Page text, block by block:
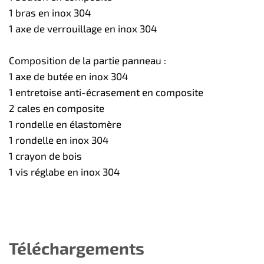
1 bras en inox 304
1 axe de verrouillage en inox 304
Composition de la partie panneau :
1 axe de butée en inox 304
1 entretoise anti-écrasement en composite
2 cales en composite
1 rondelle en élastomère
1 rondelle en inox 304
1 crayon de bois
1 vis réglabe en inox 304
Téléchargements